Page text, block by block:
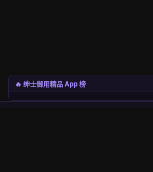
🔥 绅士御用精品 App 榜